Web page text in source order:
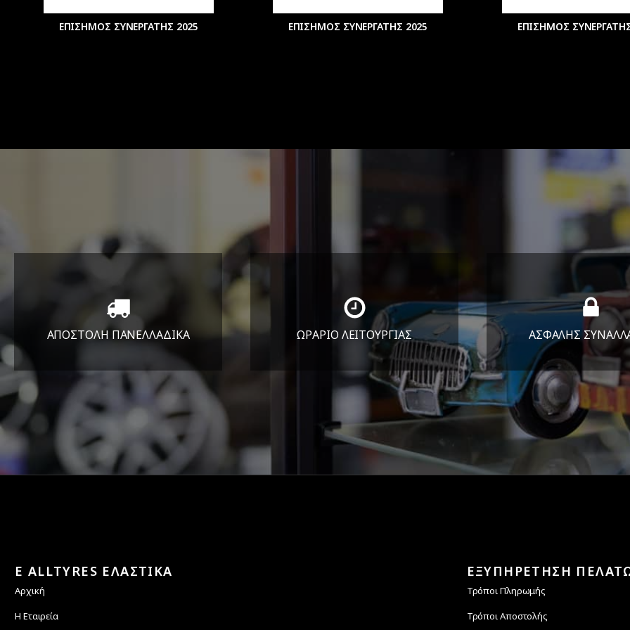
ΕΠΙΣΗΜΟΣ ΣΥΝΕΡΓΑΤΗΣ 2025 ΕΠΙΣΗΜΟΣ ΣΥΝΕΡΓΑΤΗΣ 2025 ΕΠΙΣΗΜΟΣ
ΑΠΟΣΤΟΛΗ ΠΑΝΕΛΛΑΔΙΚA
Όπου και αν είστε θα σας
στείλουμε τα ελαστικά σας
ΩΡΑΡΙΟ ΛΕΙΤΟΥΡΓΙΑΣ
ΔΕΥ-ΠΑΡ 8:30-17:30
ΑΣΦΑΛΗΣ
Εγγυόμαστε την
των συναλλαγών
E ALLTYRES ΕΛΑΣΤΙΚΑ
Αρχική
Η Εταιρεία
ΕΞΥΠΗΡΕΤΗΣΗ
Τρόποι Πληρωμής
Τρόποι Αποστολής